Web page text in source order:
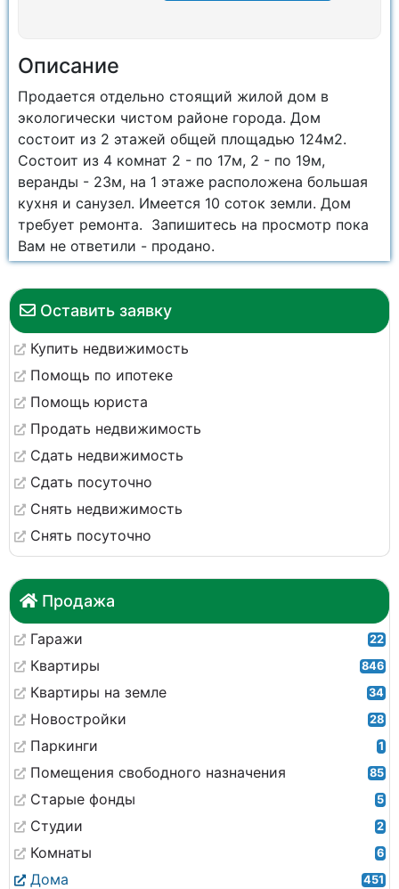
Оставить заявку
Купить недвижимость
Помощь по ипотеке
Помощь юриста
Продать недвижимость
Сдать недвижимость
Сдать посуточно
Снять недвижимость
Снять посуточно
Продажа
Гаражи 22
Квартиры 846
Квартиры на земле 34
Новостройки 28
Паркинги 1
Помещения свободного назначения 85
Старые фонды 5
Студии 2
Комнаты 6
Дома 451
Описание
Продается отдельно стоящий жилой дом в
экологически чистом районе города. Дом
состоит из 2 этажей общей площадью 124м2.
Состоит из 4 комнат 2 - по 17м, 2 - по 19м,
веранды - 23м, на 1 этаже расположена большая
кухня и санузел. Имеется 10 соток земли. Дом
требует ремонта. Запишитесь на просмотр пока
Вам не ответили - продано.